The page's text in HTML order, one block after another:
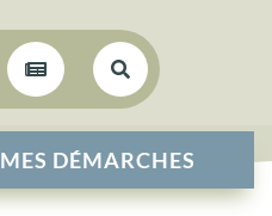
 
MES DÉMARCHES